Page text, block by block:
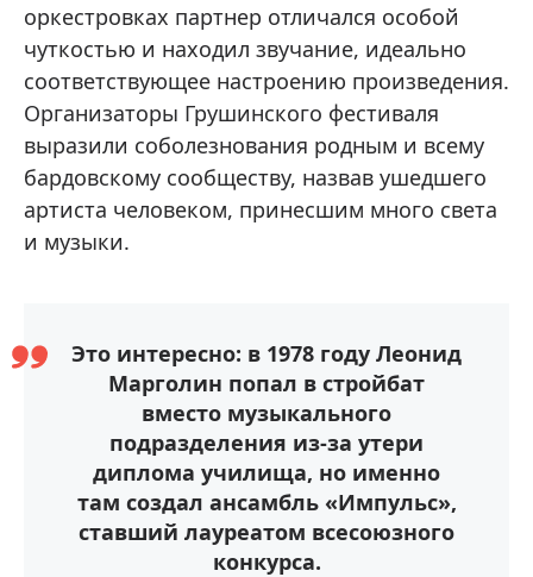
оркестровках партнер отличался особой
чуткостью и находил звучание, идеально
соответствующее настроению произведения.
Организаторы Грушинского фестиваля
выразили соболезнования родным и всему
бардовскому сообществу, назвав ушедшего
артиста человеком, принесшим много света
и музыки.
Это интересно: в 1978 году Леонид
Марголин попал в стройбат
вместо музыкального
подразделения из-за утери
диплома училища, но именно
там создал ансамбль «Импульс»,
ставший лауреатом всесоюзного
конкурса.